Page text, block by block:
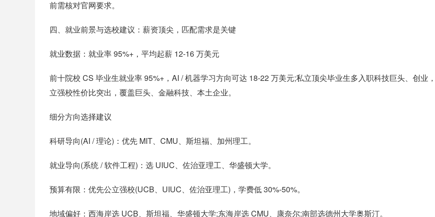
前需核对官网要求。
四、就业前景与选校建议：薪资顶尖，匹配需求是关键
就业数据：就业率 95%+，平均起薪 12-16 万美元
前十院校 CS 毕业生就业率 95%+，AI / 机器学习方向可达 18-22 万美元;私立顶尖毕业生多入职科技巨头、创业
立强校性价比突出，覆盖巨头、金融科技、本土企业。
细分方向选择建议
科研导向(AI / 理论)：优先 MIT、CMU、斯坦福、加州理工。
就业导向(系统 / 软件工程)：选 UIUC、佐治亚理工、华盛顿大学。
预算有限：优先公立强校(UCB、UIUC、佐治亚理工)，学费低 30%-50%。
地域偏好：西海岸选 UCB、斯坦福、华盛顿大学;东海岸选 CMU、康奈尔;南部选德州大学奥斯汀。